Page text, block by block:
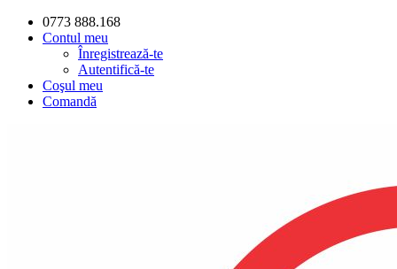
0773 888.168
Contul meu
Înregistrează-te
Autentifică-te
Coşul meu
Comandă